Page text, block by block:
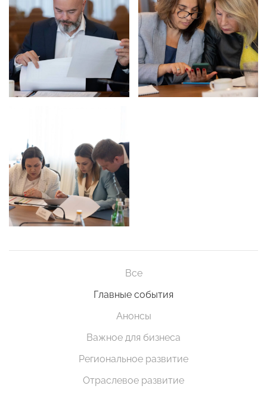
Все
Главные события
Анонсы
Важное для бизнеса
Региональное развитие
Отраслевое развитие